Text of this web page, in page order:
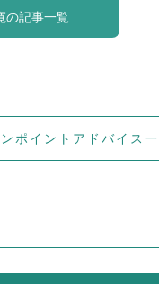
の記事一覧
ポイントアドバイス